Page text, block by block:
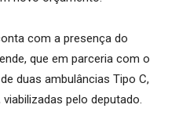
com a presença do
que em parceria com o
duas ambulâncias Tipo C,
pelo deputado.